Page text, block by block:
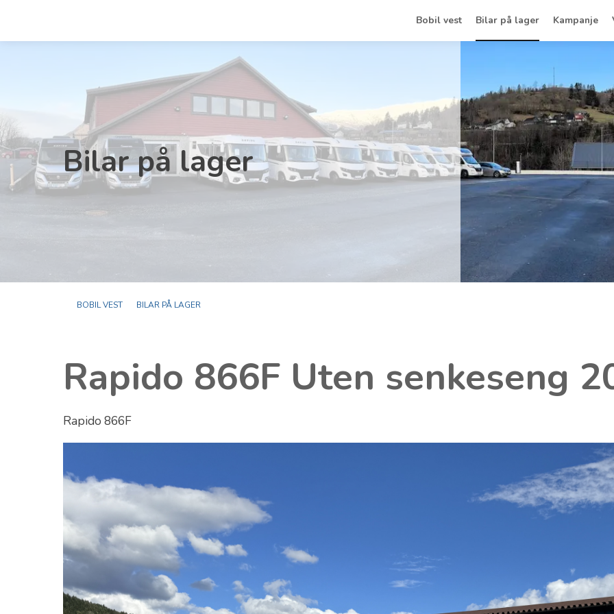
Bobil vest Bilar på lager Kampanje
Bilar på lager
BOBIL VEST BILAR PÅ LAGER
Rapido 866F Uten senkeseng
Rapido 866F